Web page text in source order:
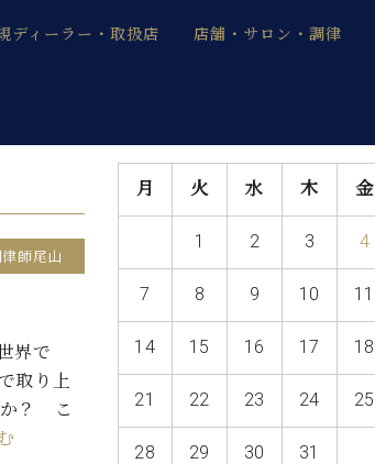
ディーラー・取扱店 店舗・サロン・調律
本社：八王子・技術営業センター
挨拶
ーロピアノ特選中古】
ログ
師尾山
界で
取り上
か？ こ
月 火 水 木 金
1 2 3 4
7 8 9 10 11
14 15 16 17 18
21 22 23 24 25
28 29 30 31